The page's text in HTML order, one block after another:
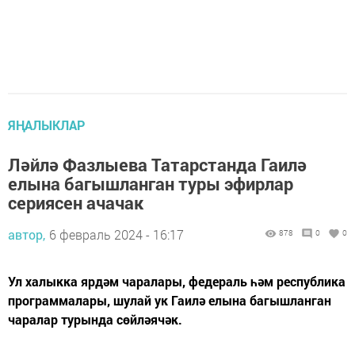
ЯҢАЛЫКЛАР
Ләйлә Фазлыева Татарстанда Гаилә
елына багышланган туры эфирлар
сериясен ачачак
автор, 6 февраль 2024 - 16:17 878 0 0
Ул халыкка ярдәм чаралары, федераль һәм республика
программалары, шулай ук Гаилә елына багышланган
чаралар турында сөйләячәк.